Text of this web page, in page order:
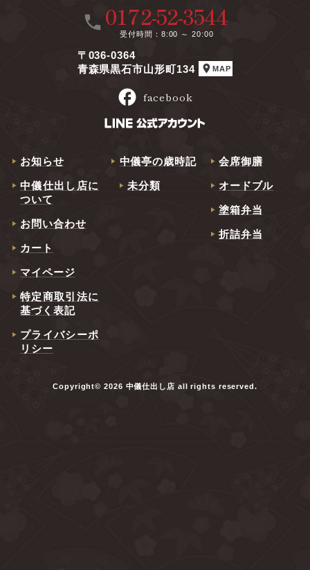
call 0172-52-3544
受付時間 8:00 ～ 20:00
〒036-0364
青森県黒石市山形町134
location_on MAP
facebook facebook
お知らせ
中儀仕出し店に
ついて
お問い合わせ
中儀亭の歳時記
未分類
会席御膳
オードブル
塗箱弁当
折詰弁当
カート
マイページ
特定商取引法に
基づく表記
プライバシーポ
リシー
Copyright© 2026 中儀仕出し店 all rights reserved.